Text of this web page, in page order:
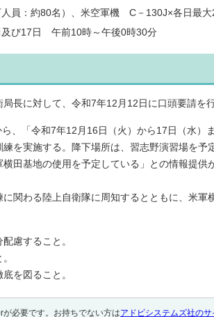
員：約80名）、米空軍機 C－130J×各日最大
及び17日 午前10時～午後0時30分
長に対して、令和7年12月12日に口頭要請を行
、「令和7年12月16日（火）から17日（水）
を実施する。降下場所は、習志野演習場を予
田基地の使用を予定している」との情報提供
関わる陸上自衛隊に周知するとともに、米軍
慮すること。
を図ること。
必要です。お持ちでない方はアドビシステムズ社のサ